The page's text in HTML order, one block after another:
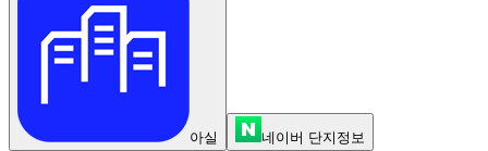
아실 네이버 단지정보